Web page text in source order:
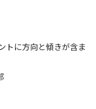
トに方向と傾きが含ま